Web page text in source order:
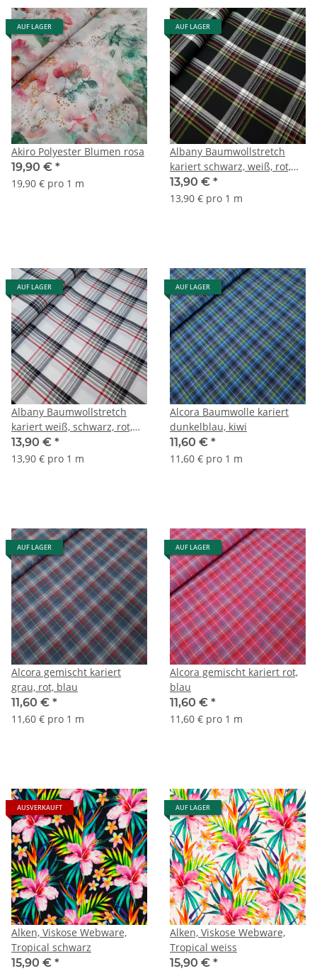
AUF LAGER
Akiro Polyester Blumen rosa
19,90 € *
19,90 € pro 1 m
AUF LAGER
Albany Baumwollstretch
kariert schwarz, weiß, rot,
kiwi
13,90 € *
13,90 € pro 1 m
AUF LAGER
Albany Baumwollstretch
kariert weiß, schwarz, rot,
grün
13,90 € *
13,90 € pro 1 m
AUF LAGER
Alcora Baumwolle kariert
dunkelblau, kiwi
11,60 € *
11,60 € pro 1 m
AUF LAGER
Alcora gemischt kariert
grau, rot, blau
11,60 € *
11,60 € pro 1 m
AUF LAGER
Alcora gemischt kariert rot,
blau
11,60 € *
11,60 € pro 1 m
AUSVERKAUFT
Alken, Viskose Webware,
Tropical schwarz
15,90 € *
AUF LAGER
Alken, Viskose Webware,
Tropical weiss
15,90 € *